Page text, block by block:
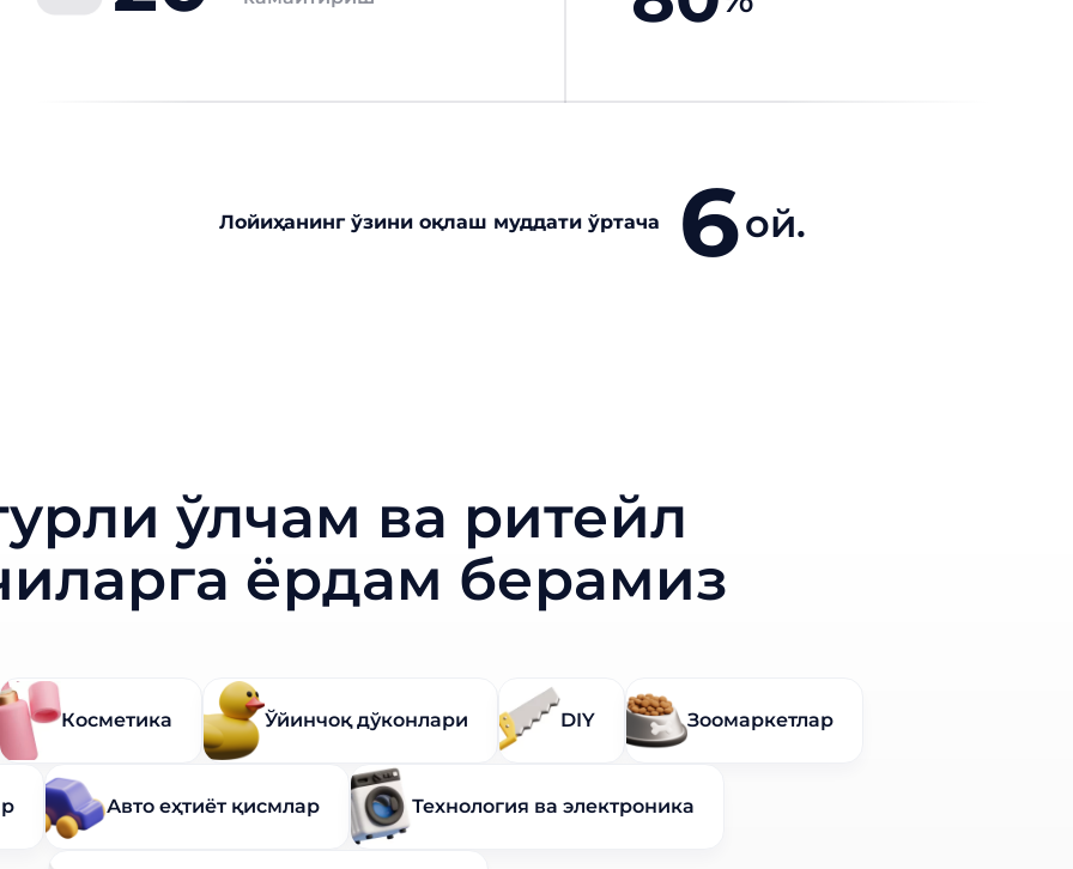
Лойиҳанинг ўзини оқлаш муддати ўртача 6ой.
ўлчам ва ритейл
ёрдам берамиз
Косметика Ўйинчоқ дўконлари DIY Зоомаркетлар
Авто еҳтиёт қисмлар Технология ва электроника